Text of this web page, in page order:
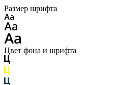
Размер шрифта
Цвет фона и шрифта